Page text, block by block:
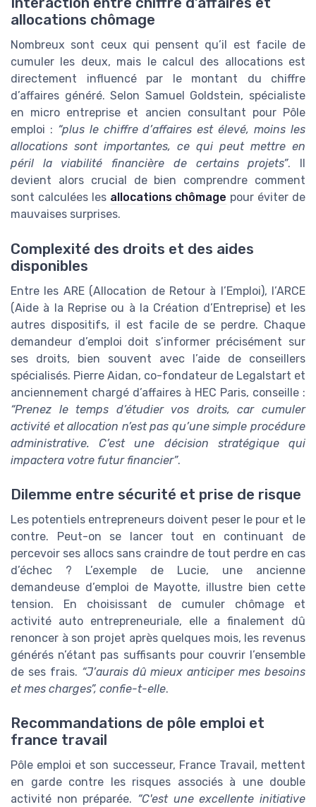
allocations chômage
Nombreux sont ceux qui pensent qu’il est facile de
cumuler les deux, mais le calcul des allocations est
directement influencé par le montant du chiffre
d’affaires généré. Selon Samuel Goldstein, spécialiste
en micro entreprise et ancien consultant pour Pôle
emploi : “plus le chiffre d’affaires est élevé, moins les
allocations sont importantes, ce qui peut mettre en
péril la viabilité financière de certains projets”. Il
devient alors crucial de bien comprendre comment
sont calculées les allocations chômage pour éviter de
mauvaises surprises.
Complexité des droits et des aides
disponibles
Entre les ARE (Allocation de Retour à l’Emploi), l’ARCE
(Aide à la Reprise ou à la Création d’Entreprise) et les
autres dispositifs, il est facile de se perdre. Chaque
demandeur d’emploi doit s’informer précisément sur
ses droits, bien souvent avec l’aide de conseillers
spécialisés. Pierre Aidan, co-fondateur de Legalstart et
anciennement chargé d’affaires à HEC Paris, conseille :
“Prenez le temps d’étudier vos droits, car cumuler
activité et allocation n’est pas qu’une simple procédure
administrative. C’est une décision stratégique qui
impactera votre futur financier”.
Dilemme entre sécurité et prise de risque
Les potentiels entrepreneurs doivent peser le pour et le
contre. Peut-on se lancer tout en continuant de
percevoir ses allocs sans craindre de tout perdre en cas
d’échec ? L’exemple de Lucie, une ancienne
demandeuse d’emploi de Mayotte, illustre bien cette
tension. En choisissant de cumuler chômage et
activité auto entrepreneuriale, elle a finalement dû
renoncer à son projet après quelques mois, les revenus
générés n’étant pas suffisants pour couvrir l’ensemble
de ses frais. “J’aurais dû mieux anticiper mes besoins
et mes charges”, confie-t-elle.
Recommandations de pôle emploi et
france travail
Pôle emploi et son successeur, France Travail, mettent
en garde contre les risques associés à une double
activité non préparée. “C'est une excellente initiative